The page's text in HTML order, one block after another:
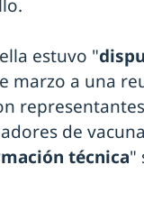
estuvo "
marzo a una
de
técnica"